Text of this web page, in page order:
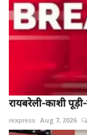
रायबरेली-काशी
rexpress Aug 7, 2026